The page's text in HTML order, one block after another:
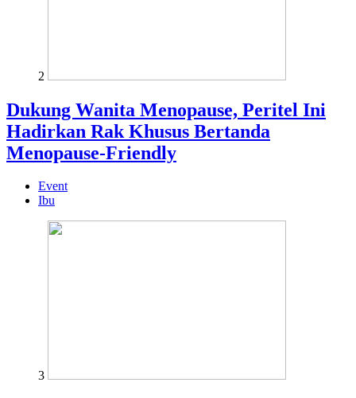
2
Dukung Wanita Menopause, Peritel Ini
Hadirkan Rak Khusus Bertanda
Menopause-Friendly
Event
Ibu
3